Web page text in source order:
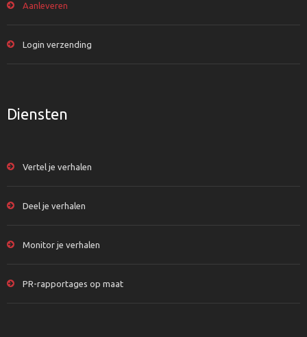
Aanleveren
Login verzending
Diensten
Vertel je verhalen
Deel je verhalen
Monitor je verhalen
PR-rapportages op maat